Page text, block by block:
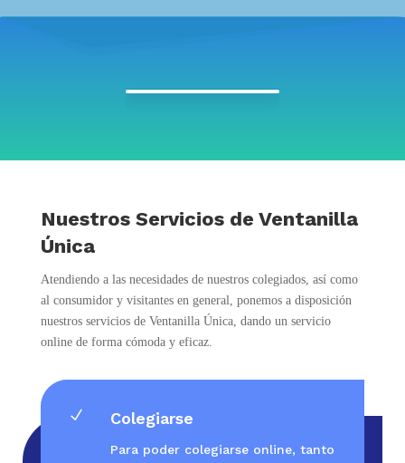
Nuestros Servicios de Ventanilla
Única
Atendiendo a las necesidades de nuestros colegiados, así como
al consumidor y visitantes en general, ponemos a disposición
nuestros servicios de Ventanilla Única, dando un servicio
online de forma cómoda y eficaz.
N Colegiarse
Para poder colegiarse online, tanto